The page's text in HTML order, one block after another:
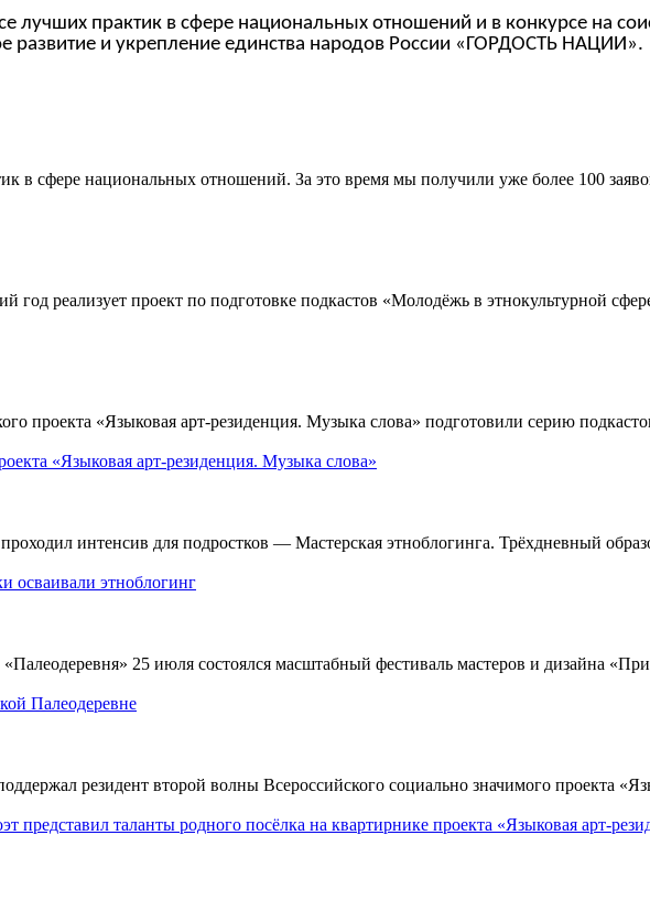
лучших практик в сфере национальных отношений и в конкурсе на
развитие и укрепление единства народов России «ГОРДОСТЬ НАЦИИ».
в сфере национальных отношений. За это время мы получили уже более 100
год реализует проект по подготовке подкастов «Молодёжь в этнокультурной
проекта «Языковая арт-резиденция. Музыка слова» подготовили серию
«Языковая арт-резиденция. Музыка слова»
интенсив для подростков — Мастерская этноблогинга. Трёхдневный
осваивали этноблогинг
25 июля состоялся масштабный фестиваль мастеров и дизайна
Палеодеревне
резидент второй волны Всероссийского социально значимого проекта
таланты родного посёлка на квартирнике проекта «Языковая арт-